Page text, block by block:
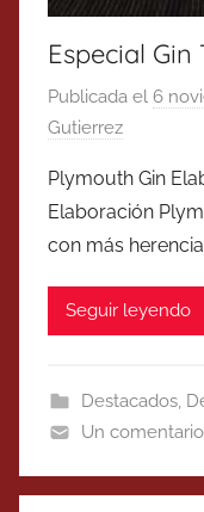
Especial Gin
Publicada el 6
Gutierrez
Plymouth Gin
Elaboración
con más
Seguir leyendo
Destacados,
Un comentario